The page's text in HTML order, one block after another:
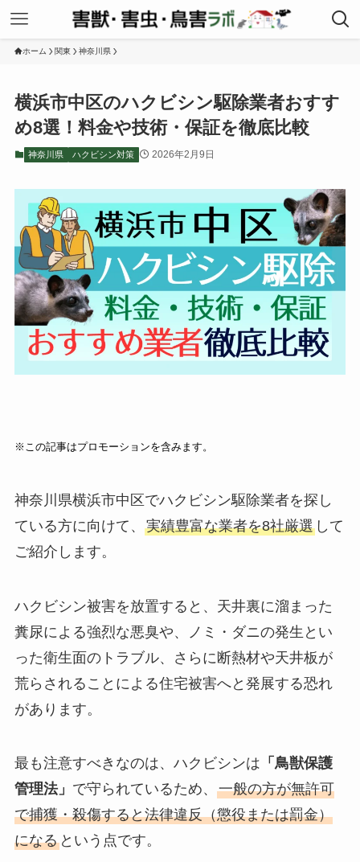
ホーム 関東 神奈川県
横浜市中区のハクビシン駆除業者おすす
め8選！料金や技術・保証を徹底比較
神奈川県 ハクビシン対策 2026年2月9日
※この記事はプロモーションを含みます。
神奈川県横浜市中区でハクビシン駆除業者を探し
ている方に向けて、 実績豊富な業者を8社厳選して
ご紹介します。
ハクビシン被害を放置すると、天井裏に溜まった
糞尿による強烈な悪臭や、ノミ・ダニの発生とい
った衛生面のトラブル、さらに断熱材や天井板が
荒らされることによる住宅被害へと発展する恐れ
があります。
最も注意すべきなのは、ハクビシンは 「鳥獣保護
管理法」 で守られているため、 一般の方が無許可
で捕獲・殺傷すると法律違反（懲役または罰金）
になるという点です。